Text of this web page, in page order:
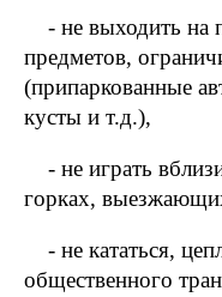
- не выходить на
предметов,
(припаркованные
кусты и т.д.),
- не играть
горках,
- не кататься,
общественного